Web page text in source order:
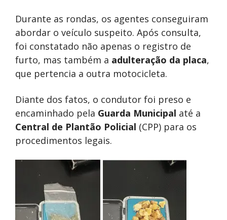
Durante as rondas, os agentes conseguiram
abordar o veículo suspeito. Após consulta,
foi constatado não apenas o registro de
furto, mas também a adulteração da placa,
que pertencia a outra motocicleta.
Diante dos fatos, o condutor foi preso e
encaminhado pela Guarda Municipal até a
Central de Plantão Policial (CPP) para os
procedimentos legais.